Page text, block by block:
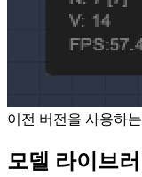
이전 버전을 사용하
모델 라이브러